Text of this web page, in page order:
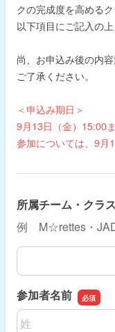
クの完成度を高めるク
以下項目にご記入の
尚、お申込み後の内
ご了承ください。
＜申込み期日＞
9月13日（金）15:00
参加については、9月
所属チーム・クラ
例 M☆rettes・
所属チーム・クラス
参加者名前
名前の姓